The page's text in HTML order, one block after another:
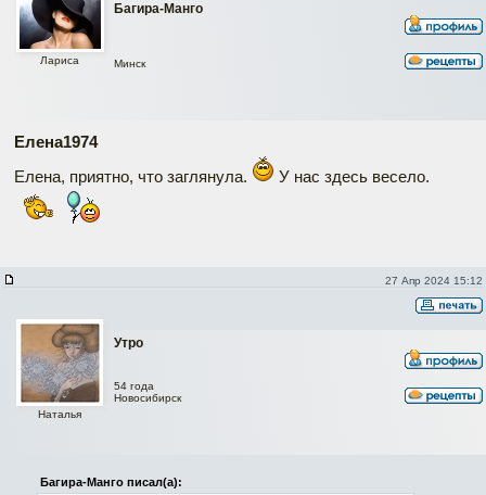
Багира-Манго
Лариса Минск
Елена1974
Елена, приятно, что заглянула.
У нас здесь весело.
27 Апр 2024 15:12
Утро
Наталья
54 года
Новосибирск
Багира-Манго писал(а):